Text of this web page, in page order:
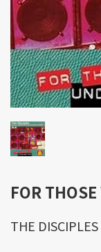
FOR
THE DISCIPLES